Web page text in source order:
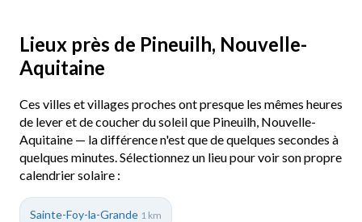
Lieux près de Pineuilh, Nouvelle-
Aquitaine
Ces villes et villages proches ont presque les mêmes heures
de lever et de coucher du soleil que Pineuilh, Nouvelle-
Aquitaine — la différence n'est que de quelques secondes à
quelques minutes. Sélectionnez un lieu pour voir son propre
calendrier solaire :
Sainte-Foy-la-Grande 1 km